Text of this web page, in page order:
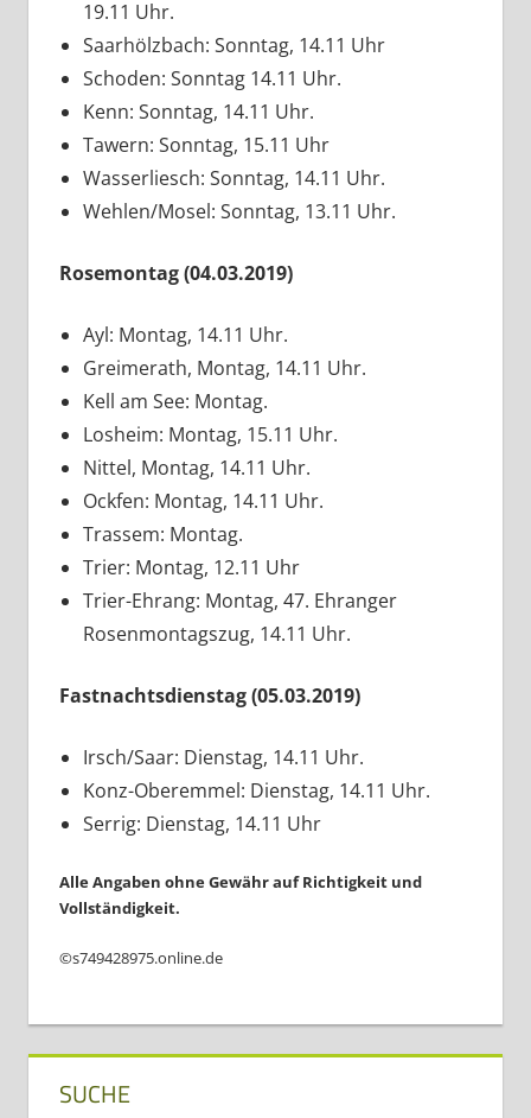
19.11 Uhr.
Saarhölzbach: Sonntag, 14.11 Uhr
Schoden: Sonntag 14.11 Uhr.
Kenn: Sonntag, 14.11 Uhr.
Tawern: Sonntag, 15.11 Uhr
Wasserliesch: Sonntag, 14.11 Uhr.
Wehlen/Mosel: Sonntag, 13.11 Uhr.
Rosemontag (04.03.2019)
Ayl: Montag, 14.11 Uhr.
Greimerath, Montag, 14.11 Uhr.
Kell am See: Montag.
Losheim: Montag, 15.11 Uhr.
Nittel, Montag, 14.11 Uhr.
Ockfen: Montag, 14.11 Uhr.
Trassem: Montag.
Trier: Montag, 12.11 Uhr
Trier-Ehrang: Montag, 47. Ehranger
Rosenmontagszug, 14.11 Uhr.
Fastnachtsdienstag (05.03.2019)
Irsch/Saar: Dienstag, 14.11 Uhr.
Konz-Oberemmel: Dienstag, 14.11 Uhr.
Serrig: Dienstag, 14.11 Uhr
Alle Angaben ohne Gewähr auf Richtigkeit und
Vollständigkeit.
©s749428975.online.de
SUCHE